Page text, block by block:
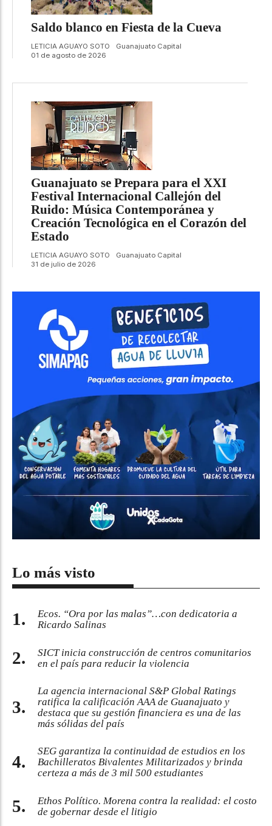
Saldo blanco en Fiesta de la Cueva
LETICIA AGUAYO SOTO
Guanajuato Capital
01 de agosto de 2026
Guanajuato se Prepara para el XXI
Festival Internacional Callejón del
Ruido: Música Contemporánea y
Creación Tecnológica en el Corazón del
Estado
LETICIA AGUAYO SOTO
Guanajuato Capital
31 de julio de 2026
Lo más visto
Ecos. “Ora por las malas”…con dedicatoria a
Ricardo Salinas
SICT inicia construcción de centros comunitarios
en el país para reducir la violencia
La agencia internacional S&P Global Ratings
ratifica la calificación AAA de Guanajuato y
destaca que su gestión financiera es una de las
más sólidas del país
SEG garantiza la continuidad de estudios en los
Bachilleratos Bivalentes Militarizados y brinda
certeza a más de 3 mil 500 estudiantes
Ethos Político. Morena contra la realidad: el costo
de gobernar desde el litigio